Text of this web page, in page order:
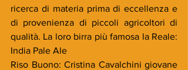
ricerca di materia prima di eccellenza e
di provenienza di piccoli agricoltori di
qualità. La loro birra più famosa la Reale:
India Pale Ale
Riso Buono: Cristina Cavalchini giovane